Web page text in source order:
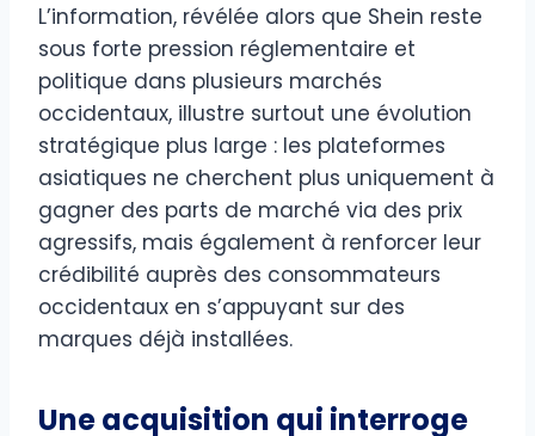
L’information, révélée alors que Shein reste
sous forte pression réglementaire et
politique dans plusieurs marchés
occidentaux, illustre surtout une évolution
stratégique plus large : les plateformes
asiatiques ne cherchent plus uniquement à
gagner des parts de marché via des prix
agressifs, mais également à renforcer leur
crédibilité auprès des consommateurs
occidentaux en s’appuyant sur des
marques déjà installées.
Une acquisition qui interroge